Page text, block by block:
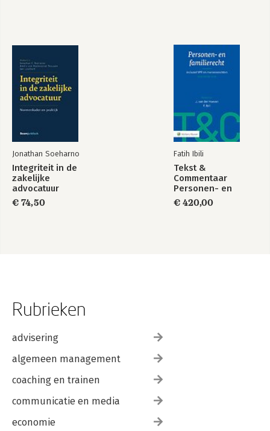
Jonathan Soeharno
Integriteit in de
zakelijke
advocatuur
€ 74,50
Fatih Ibili
Tekst &
Commentaar
Personen- en
Familierecht
€ 420,00
Rubrieken
advisering
algemeen management
coaching en trainen
communicatie en media
economie